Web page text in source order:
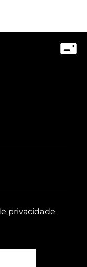
privacidade